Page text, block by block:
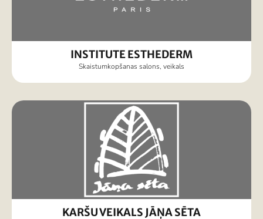
INSTITUTE ESTHEDERM
Skaistumkopšanas salons, veikals
KARŠU VEIKALS JĀŅA SĒTA